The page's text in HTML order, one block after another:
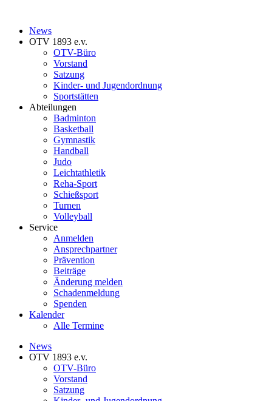
News
OTV 1893 e.v.
OTV-Büro
Vorstand
Satzung
Kinder- und Jugendordnung
Sportstätten
Abteilungen
Badminton
Basketball
Gymnastik
Handball
Judo
Leichtathletik
Reha-Sport
Schießsport
Turnen
Volleyball
Service
Anmelden
Ansprechpartner
Prävention
Beiträge
Änderung melden
Schadenmeldung
Spenden
Kalender
Alle Termine
News
OTV 1893 e.v.
OTV-Büro
Vorstand
Satzung